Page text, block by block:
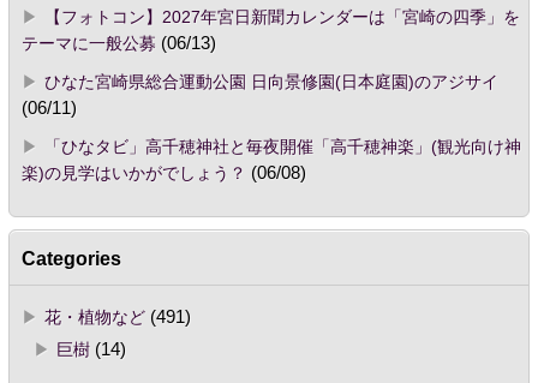
【フォトコン】2027年宮日新聞カレンダーは「宮崎の四季」を
テーマに一般公募 (06/13)
ひなた宮崎県総合運動公園 日向景修園(日本庭園)のアジサイ
(06/11)
「ひなタビ」高千穂神社と毎夜開催「高千穂神楽」(観光向け神
楽)の見学はいかがでしょう？ (06/08)
Categories
花・植物など(491)
巨樹(14)